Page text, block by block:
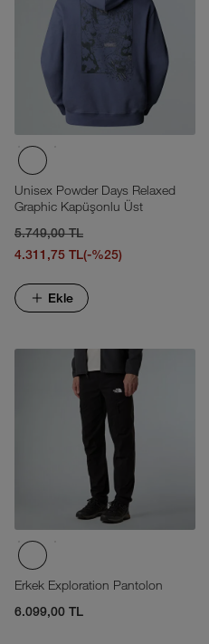
Unisex Powder Days Relaxed
Graphic Kapüşonlu Üst
5.749,00 TL
4.311,75 TL(-%25)
Ekle
Erkek Exploration Pantolon
6.099,00 TL